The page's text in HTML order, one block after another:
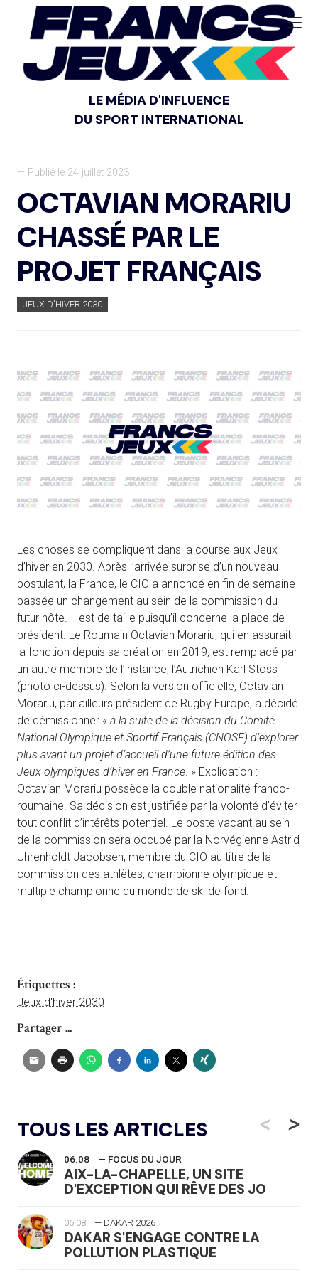
LE MÉDIA D'INFLUENCE
DU SPORT INTERNATIONAL
— Publié le 24 juillet 2023
OCTAVIAN MORARIU
CHASSÉ PAR LE
PROJET FRANÇAIS
JEUX D'HIVER 2030
Les choses se compliquent dans la course aux Jeux
d’hiver en 2030. Après l’arrivée surprise d’un nouveau
postulant, la France, le CIO a annoncé en fin de semaine
passée un changement au sein de la commission du
futur hôte. Il est de taille puisqu’il concerne la place de
président. Le Roumain Octavian Morariu, qui en assurait
la fonction depuis sa création en 2019, est remplacé par
un autre membre de l’instance, l’Autrichien Karl Stoss
(photo ci-dessus). Selon la version officielle, Octavian
Morariu, par ailleurs président de Rugby Europe, a décidé
de démissionner « à la suite de la décision du Comité
National Olympique et Sportif Français (CNOSF) d’explorer
plus avant un projet d’accueil d’une future édition des
Jeux olympiques d’hiver en France. » Explication :
Octavian Morariu possède la double nationalité franco-
roumaine. Sa décision est justifiée par la volonté d’éviter
tout conflit d’intérêts potentiel. Le poste vacant au sein
de la commission sera occupé par la Norvégienne Astrid
Uhrenholdt Jacobsen, membre du CIO au titre de la
commission des athlètes, championne olympique et
multiple championne du monde de ski de fond.
Étiquettes :
Jeux d'hiver 2030
Partager ...
TOUS LES ARTICLES <
06.08 — FOCUS DU JOUR
AIX-LA-CHAPELLE, UN SITE
D'EXCEPTION QUI RÊVE DES JO
06.08 — DAKAR 2026
DAKAR S'ENGAGE CONTRE LA
POLLUTION PLASTIQUE
>